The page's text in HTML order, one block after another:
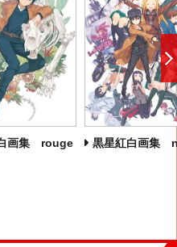
画集 rouge 黒星紅白画集